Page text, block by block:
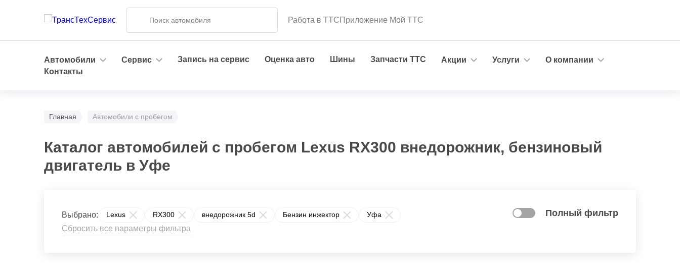
Работа в ТТСПриложение Мой ТТС
Автомобили Сервис Запись на сервис Оценка авто Шины Запчасти ТТС Акции Услуги
О компании
Контакты
Главная Автомобили с пробегом
Каталог автомобилей с пробегом Lexus RX300 внедорожник, бензиновый
двигатель в Уфе
Выбрано: Lexus RX300 внедорожник 5d Бензин инжектор Уфа
Сбросить все параметры фильтра
Полный фильтр